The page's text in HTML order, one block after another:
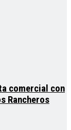
comercial con
Rancheros